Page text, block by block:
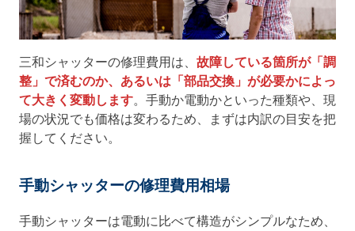
三和シャッターの修理費用は、 故障している箇所が「調
整」で済むのか、あるいは「部品交換」が必要かによっ
て大きく変動します。手動か電動かといった種類や、現
場の状況でも価格は変わるため、まずは内訳の目安を把
握してください。
手動シャッターの修理費用相場
手動シャッターは電動に比べて構造がシンプルなため、